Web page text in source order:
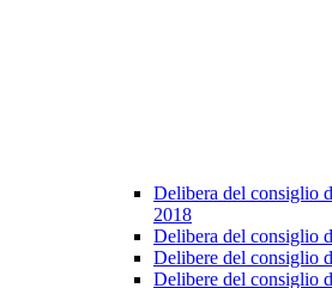
Delibera del consiglio
2018
Delibera del consiglio
Delibere del consiglio
Delibere del consiglio